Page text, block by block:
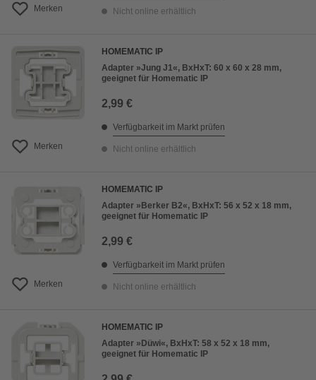
Merken Nicht online erhältlich
Merken
HOMEMATIC IP
Adapter »Jung J1«, BxHxT: 60 x 60 x 28 mm,
geeignet für Homematic IP
2,99 €
Verfügbarkeit im Markt prüfen
Nicht online erhältlich
Merken
HOMEMATIC IP
Adapter »Berker B2«, BxHxT: 56 x 52 x 18 mm,
geeignet für Homematic IP
2,99 €
Verfügbarkeit im Markt prüfen
Nicht online erhältlich
HOMEMATIC IP
Adapter »Düwi«, BxHxT: 58 x 52 x 18 mm,
geeignet für Homematic IP